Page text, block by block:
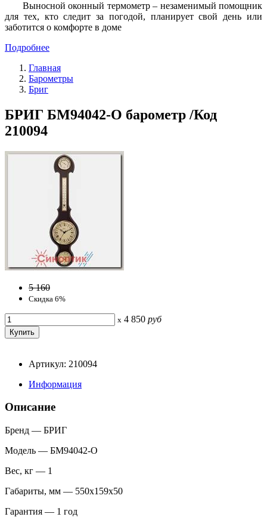
Выносной оконный термометр – незаменимый помощник
для тех, кто следит за погодой, планирует свой день или
заботится о комфорте в доме
Подробнее
Главная
Барометры
Бриг
БРИГ БМ94042-О барометр /Код
210094
5 160
Скидка 6%
x 4 850 руб
Артикул: 210094
Информация
Описание
Бренд — БРИГ
Модель — БМ94042-О
Вес, кг — 1
Габариты, мм — 550х159х50
Гарантия — 1 год